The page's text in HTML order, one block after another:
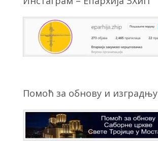
Помоћ за обнову и изградњу